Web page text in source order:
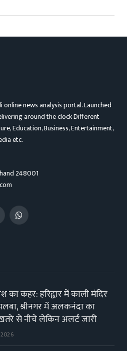
news analysis portal. Launched
around the clock Different
Education, Business, Entertainment,
etc.
248001
WhatsApp
का कहर: हरिद्वार में काली मंदिर
श्रीनगर में अलकनंदा का
से नीचे लेकिन अलर्ट जारी